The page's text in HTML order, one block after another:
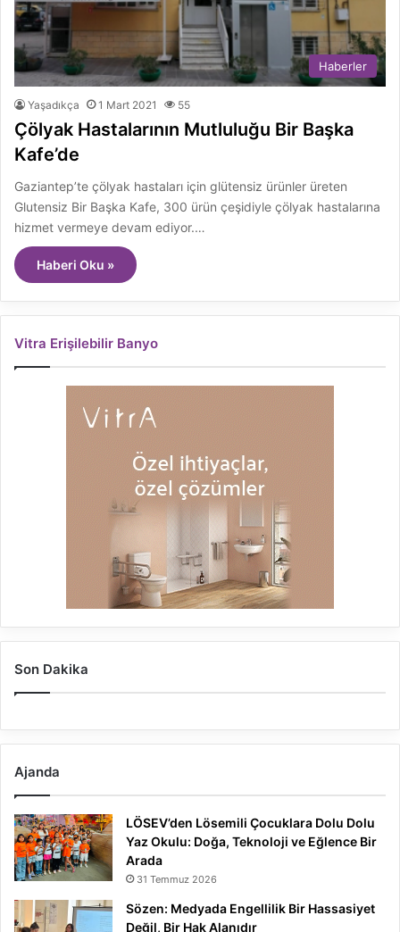
Haberler
Yaşadıkça 1 Mart 2021 55
Çölyak Hastalarının Mutluluğu Bir Başka
Kafe’de
Gaziantep’te çölyak hastaları için glütensiz ürünler üreten
Glutensiz Bir Başka Kafe, 300 ürün çeşidiyle çölyak hastalarına
hizmet vermeye devam ediyor.…
Haberi Oku »
Vitra Erişilebilir Banyo
Son Dakika
Ajanda
LÖSEV’den Lösemili Çocuklara Dolu Dolu
Yaz Okulu: Doğa, Teknoloji ve Eğlence Bir
Arada
31 Temmuz 2026
Sözen: Medyada Engellilik Bir Hassasiyet
Değil, Bir Hak Alanıdır